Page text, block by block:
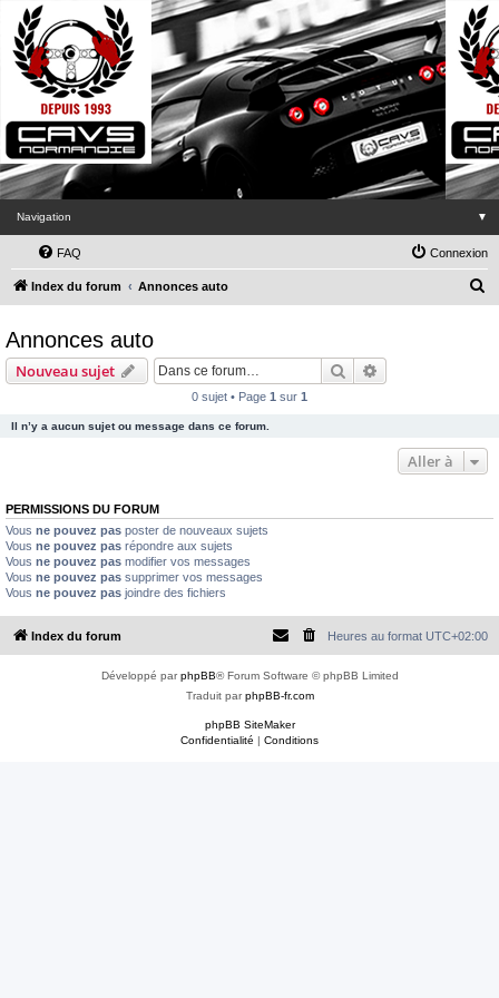
Navigation ▼
FAQ Connexion
Index du forum Annonces auto
h
Annonces auto
Nouveau sujet Rechercher
0 sujet • Page 1 sur 1
Il n’y a aucun sujet ou message dans ce forum.
Aller à
PERMISSIONS DU FORUM
Vous ne pouvez pas poster de nouveaux sujets
Vous ne pouvez pas répondre aux sujets
Vous ne pouvez pas modifier vos messages
Vous ne pouvez pas supprimer vos messages
Vous ne pouvez pas joindre des fichiers
Index du forum Heures au format UTC+02:00
Développé parphpBB® Forum Software © phpBB Limited
Traduit parphpBB-fr.com
phpBB SiteMaker
Confidentialité | Conditions